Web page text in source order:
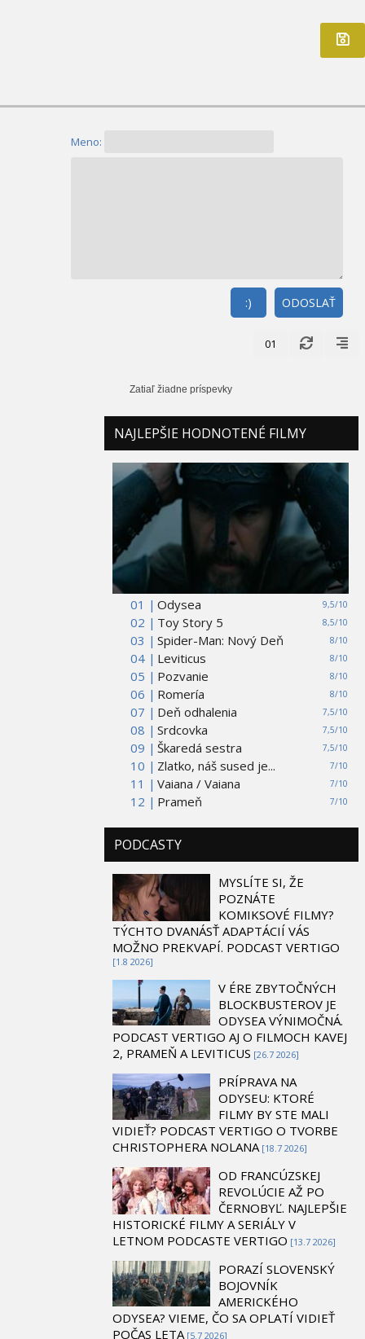
Meno:
ODOSLAŤ
:)
01
Zatiaľ žiadne príspevky
NAJLEPŠIE HODNOTENÉ FILMY
01 | 9,5/10
Odysea
02 |
8,5/10
Toy Story 5
03 |
8/10
Spider-Man: Nový Deň
04 |
8/10
Leviticus
05 |
8/10
Pozvanie
06 |
8/10
Romería
07 |
7,5/10
Deň odhalenia
08 |
7,5/10
Srdcovka
09 |
7,5/10
Škaredá sestra
10 |
7/10
Zlatko, náš sused je...
11 |
7/10
Vaiana / Vaiana
12 |
7/10
Prameň
PODCASTY
MYSLÍTE SI, ŽE
POZNÁTE
KOMIKSOVÉ FILMY?
TÝCHTO DVANÁSŤ ADAPTÁCIÍ VÁS
MOŽNO PREKVAPÍ. PODCAST VERTIGO
[1.8 2026]
V ÉRE ZBYTOČNÝCH
BLOCKBUSTEROV JE
ODYSEA VÝNIMOČNÁ.
PODCAST VERTIGO AJ O FILMOCH KAVEJ
2, PRAMEŇ A LEVITICUS [26.7 2026]
PRÍPRAVA NA
ODYSEU: KTORÉ
FILMY BY STE MALI
VIDIEŤ? PODCAST VERTIGO O TVORBE
CHRISTOPHERA NOLANA [18.7 2026]
OD FRANCÚZSKEJ
REVOLÚCIE AŽ PO
ČERNOBYĽ. NAJLEPŠIE
HISTORICKÉ FILMY A SERIÁLY V
LETNOM PODCASTE VERTIGO [13.7 2026]
PORAZÍ SLOVENSKÝ
BOJOVNÍK
AMERICKÉHO
ODYSEA? VIEME, ČO SA OPLATÍ VIDIEŤ
POČAS LETA [5.7 2026]